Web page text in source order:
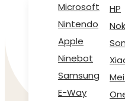
Microsoft
Nintendo
Apple
Ninebot
Samsung
E-Way
HP